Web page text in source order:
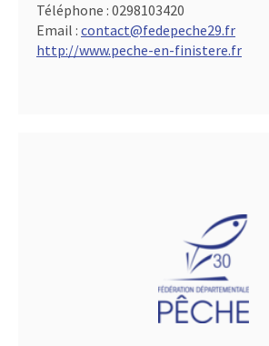
Téléphone : 0298103420
Email : contact@fedepeche29.fr
http://www.peche-en-finistere.fr